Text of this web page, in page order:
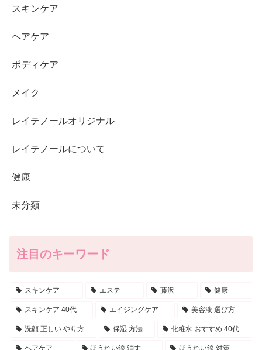
スキンケア
ヘアケア
ボディケア
メイク
レイテノールオリジナル
レイテノールについて
健康
未分類
注目のキーワード
スキンケア エステ 藤沢 健康
スキンケア 40代 エイジングケア 美容液 選び方
洗顔 正しい やり方 保湿 方法 化粧水 おすすめ 40代
ヘアケア ほうれい線 消す ほうれい線 対策